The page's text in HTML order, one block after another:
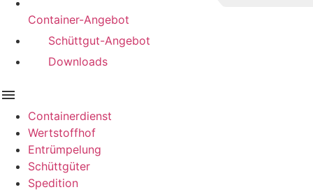
Container-Angebot
Schüttgut-Angebot
Downloads
Containerdienst
Wertstoffhof
Entrümpelung
Schüttgüter
Spedition